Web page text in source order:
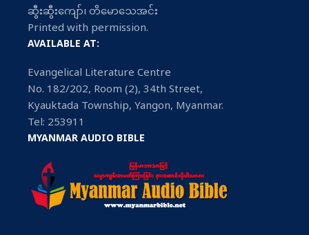
ဆွီးဆွီးကျော်၊ တိမောသေအင်း
Printed with permission.
AVAILABLE AT:
Evangelical Literature Centre
No. 182/202, Room (2), 34th Street,
Kyauktada Township, Yangon, Myanmar.
Tel: 253911
MYANMAR AUDIO BIBLE